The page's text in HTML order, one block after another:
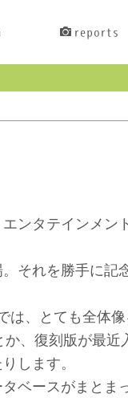
reports
ンタテインメン
それを勝手に記
は、とても全体
、復刻版が最
します。
ベースがまとま